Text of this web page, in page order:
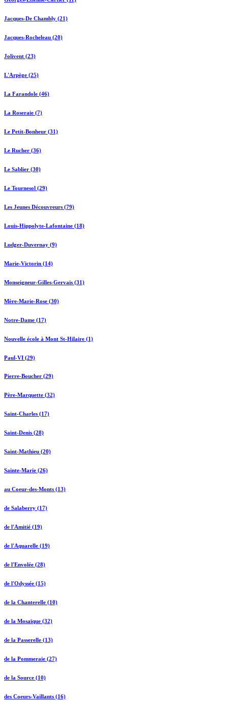
Jacques-De Chambly (21)
Jacques-Rocheleau (20)
Jolivent (23)
L'Arpège (25)
La Farandole (46)
La Roseraie (7)
Le Petit-Bonheur (31)
Le Rucher (36)
Le Sablier (30)
Le Tournesol (29)
Les Jeunes Découvreurs (79)
Louis-Hippolyte-Lafontaine (18)
Ludger-Duvernay (9)
Marie-Victorin (14)
Monseigneur-Gilles-Gervais (31)
Mère-Marie-Rose (30)
Notre-Dame (17)
Nouvelle école à Mont St-Hilaire (1)
Paul-VI (29)
Pierre-Boucher (29)
Père-Marquette (32)
Saint-Charles (17)
Saint-Denis (28)
Saint-Mathieu (20)
Sainte-Marie (26)
au Coeur-des-Monts (13)
de Salaberry (17)
de l'Amitié (19)
de l'Aquarelle (19)
de l'Envolée (28)
de l'Odyssée (15)
de la Chanterelle (10)
de la Mosaïque (32)
de la Passerelle (13)
de la Pommeraie (27)
de la Source (10)
des Coeurs-Vaillants (16)